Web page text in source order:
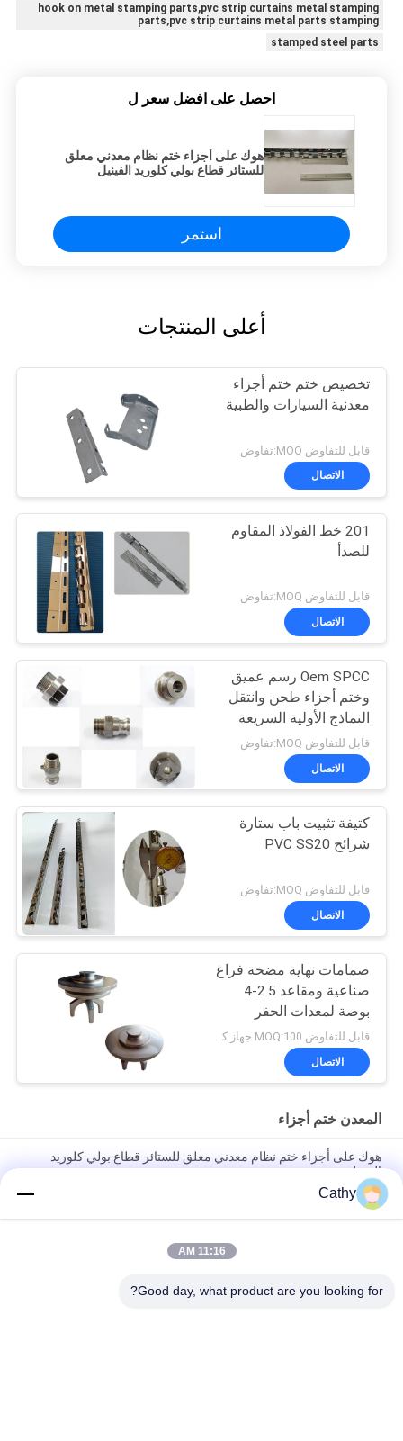
hook on metal stamping parts,pvc strip curtains metal stamping
parts,pvc strip curtains metal parts stamping
stamped steel parts
احصل على افضل سعر ل
هوك على أجزاء ختم نظام معدني معلق
للستائر قطاع بولي كلوريد الفينيل
استمر
أعلى المنتجات
تخصيص ختم ختم أجزاء
معدنية السيارات والطبية
قابل للتفاوض MOQ:تفاوض
الاتصال
201 خط الفولاذ المقاوم
للصدأ
قابل للتفاوض MOQ:تفاوض
الاتصال
Oem SPCC رسم عميق
وختم أجزاء طحن وانتقل
النماذج الأولية السريعة
قابل للتفاوض MOQ:تفاوض
الاتصال
كتيفة تثبيت باب ستارة
شرائح PVC SS20
قابل للتفاوض MOQ:تفاوض
الاتصال
صمامات نهاية مضخة فراغ
صناعية ومقاعد 2.5-4
بوصة لمعدات الحفر
قابل للتفاوض MOQ:100 جهاز كمبيوتر شخصى أو التفاوض ، يمكننا تقديم عينة لك
الاتصال
المعدن ختم أجزاء
هوك على أجزاء ختم نظام معدني معلق للستائر قطاع بولي كلوريد
الفينيل
عقدة المفتاح الحديدية القابلة للتعديل أداة يدوية قطع طابع معدنية إطلاق
سريع
أجزاء طابع المعدن Hasp قفل الأجهزة الصناعية خزانة قفل الفولاذ
Cathy
11:16 AM
Good day, what product are you looking for?